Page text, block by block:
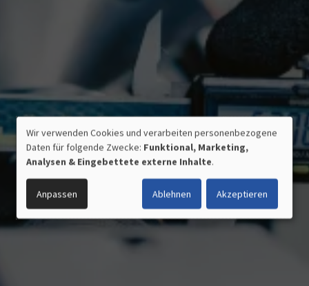
MADE IN GERMANY
VERWENDUNG
PERSONENBEZOGENER
DATEN
UND
COOKIES
Wir verwenden Cookies und verarbeiten personenbezogene
Daten für folgende Zwecke: Funktional, Marketing,
Analysen & Eingebettete externe Inhalte.
Anpassen Ablehnen Akzeptieren